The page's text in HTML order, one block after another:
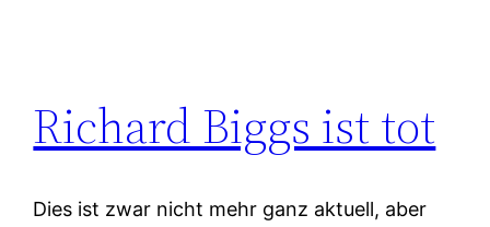
Richard Biggs ist tot
Dies ist zwar nicht mehr ganz aktuell, aber